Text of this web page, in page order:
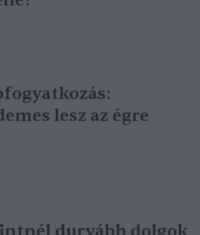
lesz az égre